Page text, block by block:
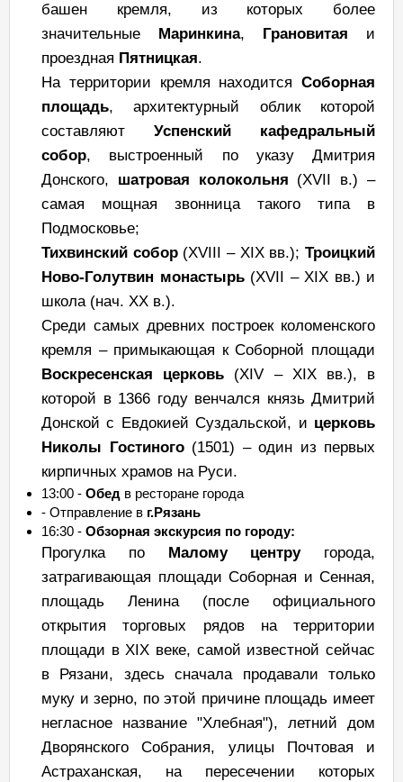
башен кремля, из которых более
значительные Маринкина, Грановитая и
проездная Пятницкая.
На территории кремля находится Соборная
площадь, архитектурный облик которой
составляют Успенский кафедральный
собор, выстроенный по указу Дмитрия
Донского, шатровая колокольня (XVII в.) –
самая мощная звонница такого типа в
Подмосковье;
Тихвинский собор(XVIII – XIX вв.);Троицкий
Ново-Голутвин монастырь(XVII – XIX вв.) и
школа (нач. XX в.).
Среди самых древних построек коломенского
кремля – примыкающая к Соборной площади
Воскресенская церковь (XIV – XIX вв.), в
которой в 1366 году венчался князь Дмитрий
Донской с Евдокией Суздальской, и церковь
Николы Гостиного(1501) – один из первых
кирпичных храмов на Руси.
13:00 - Обед в ресторане города
- Отправление в г.Рязань
16:30 - Обзорная экскурсия по городу:
Прогулка по Малому центругорода,
затрагивающая площади Соборная и Сенная,
площадь Ленина (после официального
открытия торговых рядов на территории
площади в XIX веке, самой известной сейчас
в Рязани, здесь сначала продавали только
муку и зерно, по этой причине площадь имеет
негласное название "Хлебная"), летний дом
Дворянского Собрания, улицы Почтовая и
Астраханская, на пересечении которых